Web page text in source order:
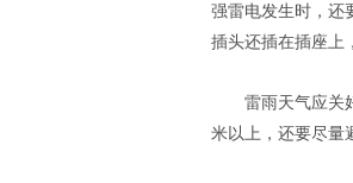
强雷电发生时，还
插头还插在插座上
雷雨天气应关
米以上，还要尽量